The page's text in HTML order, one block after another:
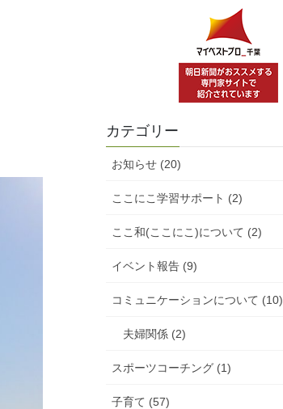
カテゴリー
お知らせ (20)
ここにこ学習サポート (2)
ここ和(ここにこ)について (2)
イベント報告 (9)
コミュニケーションについて (10)
夫婦関係 (2)
スポーツコーチング (1)
子育て (57)